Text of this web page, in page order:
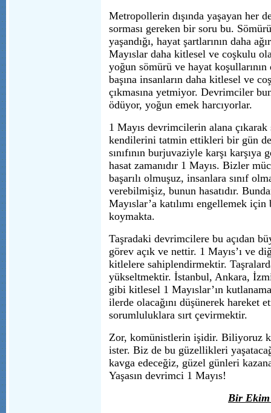
Metropollerin dışında yaşayan her
sorması gereken bir soru bu.
yaşandığı, hayat şartlarının daha
Mayıslar daha kitlesel ve coşkulu
yoğun sömürü ve hayat koşullarının
başına insanların daha kitlesel ve
çıkmasına yetmiyor. Devrimciler
ödüyor, yoğun emek harcıyorlar.
1 Mayıs devrimcilerin alana çıkarak
kendilerini tatmin ettikleri bir gün
sınıfının burjuvaziyle karşı
hasat zamanıdır 1 Mayıs. Bizler
başarılı olmuşuz, insanlara sınıf
verebilmişiz, bunun hasatıdır.
Mayıslar’a katılımı engellemek
koymakta.
Taşradaki devrimcilere bu açıdan
görev açık ve nettir. 1 Mayıs’ı ve
kitlelere sahiplendirmektir.
yükseltmektir. İstanbul, Ankara,
gibi kitlesel 1 Mayıslar’ın
ilerde olacağını düşünerek hareket
sorumluluklara sırt çevirmektir.
Zor, komünistlerin işidir. Biliyoruz
ister. Biz de bu güzellikleri
kavga edeceğiz, güzel günleri
Yaşasın devrimci 1 Mayıs!
Bir Ekim